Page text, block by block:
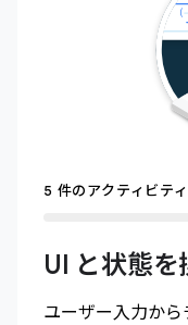
5 件のアクティビティ
UI と状態を
ユーザー入力か